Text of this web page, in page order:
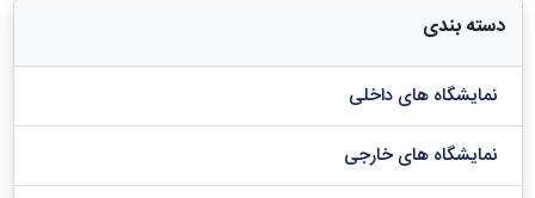
دسته بندی
نمایشگاه های داخلی
نمایشگاه های خارجی